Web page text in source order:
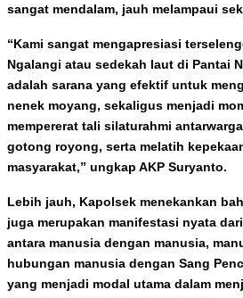
sangat mendalam, jauh melampaui
“Kami sangat mengapresiasi
Ngalangi atau sedekah laut di Pantai
adalah sarana yang efektif untuk
nenek moyang, sekaligus menjadi
mempererat tali silaturahmi
gotong royong, serta melatih
masyarakat,” ungkap AKP Suryanto.
Lebih jauh, Kapolsek menekankan
juga merupakan manifestasi nyata
antara manusia dengan manusia,
hubungan manusia dengan Sang
yang menjadi modal utama dalam